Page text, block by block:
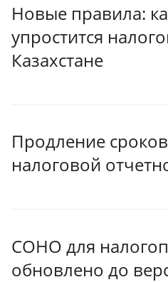
Новые правила:
упростится
Казахстане
Продление
налоговой
СОНО для
обновлено до